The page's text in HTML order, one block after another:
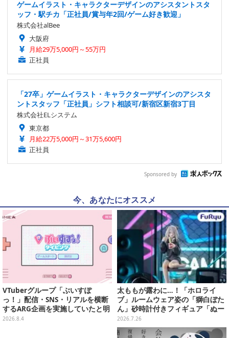
ゲームイラスト・キャラクターデザインのアシスタントスタ
ッフ・駅チカ「正社員/賞与年2回/ゲーム好き歓迎」
株式会社alBee
大阪府
月給29万5,000円～55万円
正社員
「27卒」ゲームイラスト・キャラクターデザインのアシスタ
ントスタッフ「正社員」シフト相談可/新宿区新宿3丁目
株式会社ELシステム
東京都
月給22万5,000円～31万5,600円
正社員
Sponsored by
今、あなたにオススメ
VTuberグループ「ぶいすぽ
っ！」配信・SNS・リアルを横断
するARG企画を実施していたと明
らかに―ファンメイドらしきタイ
2026.8.4
太ももが露わに…！「ホロライ
ブ」ルームウェア姿の「獅白ぼた
ん」砂時計付きフィギュア「ぬー
ストプラス」がプライズ展開
2026.7.26